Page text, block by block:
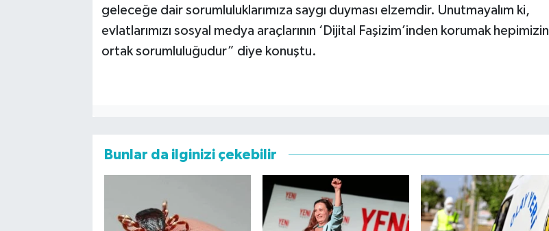
geleceğe dair sorumluluklarımıza saygı duyması elzemdir. Unutmayalım ki,
evlatlarımızı sosyal medya araçlarının ‘Dijital Faşizim’inden korumak hepimizin
ortak sorumluluğudur” diye konuştu.
Bunlar da ilginizi çekebilir